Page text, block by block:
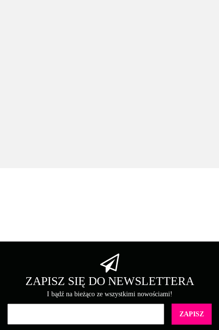
Brother
ZAPISZ SIĘ DO NEWSLETTERA
I bądź na bieżąco ze wszystkimi nowościami!